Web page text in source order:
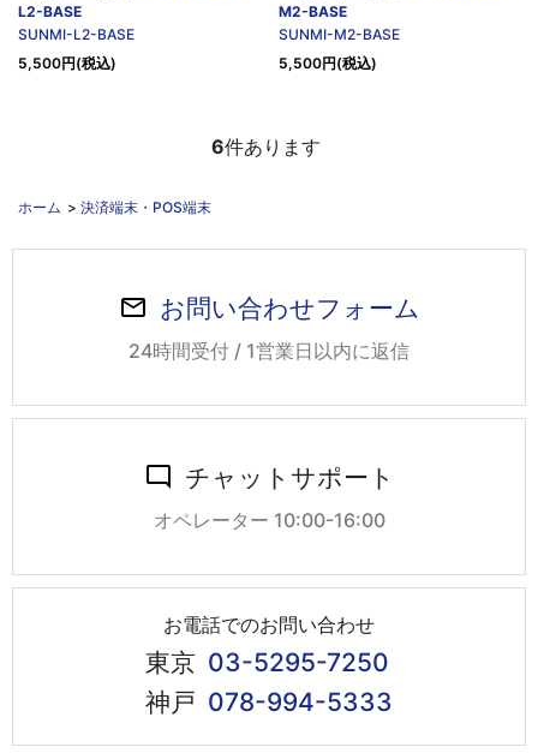
L2-BASE
SUNMI-L2-BASE
5,500円(税込)
M2-BASE
SUNMI-M2-BASE
5,500円(税込)
6件あります
ホーム > 決済端末・POS端末
お問い合わせフォーム
24時間受付 / 1営業日以内に返信
チャットサポート
オペレーター 10:00-16:00
お電話でのお問い合わせ
東京 03-5295-7250
神戸 078-994-5333